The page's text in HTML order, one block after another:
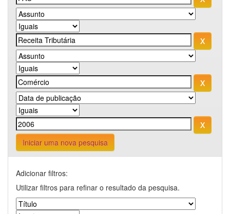
Iniciar uma nova pesquisa
Adicionar filtros:
Utilizar filtros para refinar o resultado da pesquisa.